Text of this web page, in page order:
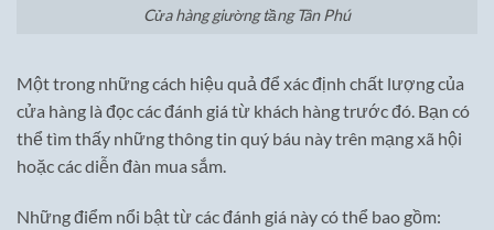
Cửa hàng giường tầng Tân Phú
Một trong những cách hiệu quả để xác định chất lượng của
cửa hàng là đọc các đánh giá từ khách hàng trước đó. Bạn có
thể tìm thấy những thông tin quý báu này trên mạng xã hội
hoặc các diễn đàn mua sắm.
Những điểm nổi bật từ các đánh giá này có thể bao gồm: